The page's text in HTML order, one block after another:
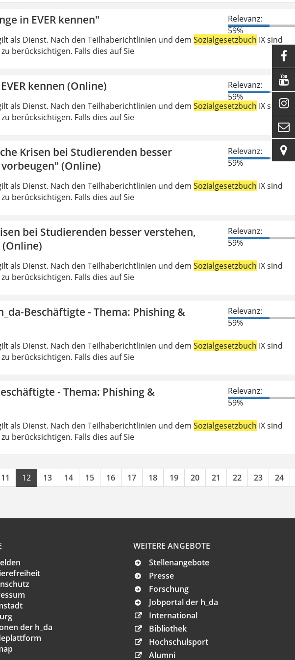
in EVER kennen"
Relevanz:
59%
als Dienst. Nach den Teilhaberichtlinien und dem Sozialgesetzbuch IX sind
berücksichtigen. Falls dies auf Sie
kennen (Online)
Relevanz:
59%
als Dienst. Nach den Teilhaberichtlinien und dem Sozialgesetzbuch IX sind
berücksichtigen. Falls dies auf Sie
Krisen bei Studierenden besser
(Online)
Relevanz:
59%
als Dienst. Nach den Teilhaberichtlinien und dem Sozialgesetzbuch IX sind
berücksichtigen. Falls dies auf Sie
bei Studierenden besser verstehen,
Relevanz:
59%
als Dienst. Nach den Teilhaberichtlinien und dem Sozialgesetzbuch IX sind
berücksichtigen. Falls dies auf Sie
Beschäftigte - Thema: Phishing &
Relevanz:
59%
als Dienst. Nach den Teilhaberichtlinien und dem Sozialgesetzbuch IX sind
berücksichtigen. Falls dies auf Sie
- Thema: Phishing &
Relevanz:
59%
als Dienst. Nach den Teilhaberichtlinien und dem Sozialgesetzbuch IX sind
berücksichtigen. Falls dies auf Sie
11 12 13 14 15 16 17 18 19 20 21 22 23 24
der h_da
WEITERE ANGEBOTE
Stellenangebote
Presse
Forschung
Jobportal der h_da
International
Bibliothek
Hochschulsport
Alumni




